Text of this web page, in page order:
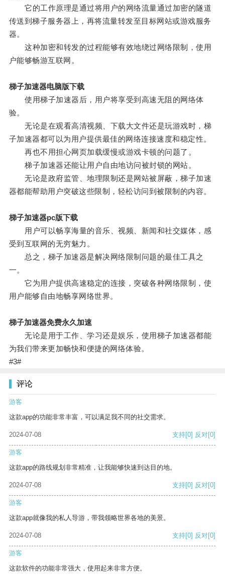
它的工作原理是通过将用户的网络流量通过加密的隧道
传送到梯子服务器上，再将流量转发至目标网站或游戏服务
器。
这种加密和转发的过程能够有效地绕过网络限制，使用
户能够畅游互联网。
梯子加速器电脑版下载
使用梯子加速器后，用户将享受到高速无阻的网络体
验。
无论是在观看高清视频、下载大文件还是玩游戏时，梯
子加速器都可以为用户提供最佳的网络连接速度和稳定性。
再也不用担心网页加载缓慢或游戏卡顿的问题了。
梯子加速器还能让用户自由地访问被封锁的网站。
无论是政府监管、地理限制还是网站被屏蔽，梯子加速
器都能帮助用户突破这些限制，轻松访问到被限制的内容。
梯子加速器pc版下载
用户可以畅享海量的音乐、视频、新闻和社交媒体，感
受到互联网的无穷魅力。
总之，梯子加速器是解决网络限制问题的最佳工具之
一。
它为用户提供高速稳定的连接，突破各种网络限制，使
用户能够自由地畅享网络世界。
梯子加速器免费永久加速
无论是用于工作、学习还是娱乐，使用梯子加速器都能
为我们带来更加畅快和便捷的网络体验。
#3#
评论
游客
这款app的功能非常丰富，可以满足我不同的社交需求。
2024-07-08 支持[0] 反对[0]
游客
这款app的路线规划非常精准，让我能够快速到达目的地。
2024-07-08 支持[0] 反对[0]
游客
这款app就像我的私人导游，带我领略世界各地的美景。
2024-07-08 支持[0] 反对[0]
游客
这款软件的功能非常强大，使用起来非常方便。